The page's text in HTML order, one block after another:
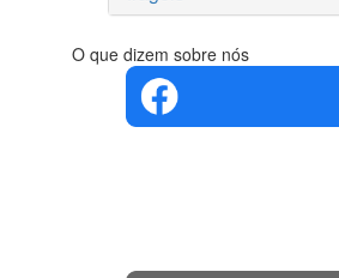
O que dizem sobre nós